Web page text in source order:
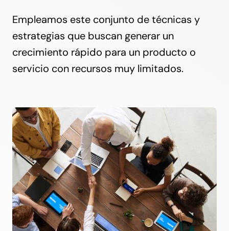
Empleamos este conjunto de técnicas y
estrategias que buscan generar un
crecimiento rápido para un producto o
servicio con recursos muy limitados.